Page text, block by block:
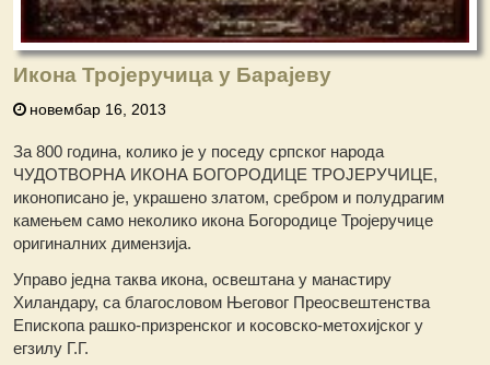
Икона Тројеручица у Барајеву
новембар 16, 2013
За 800 година, колико је у поседу српског народа
ЧУДОТВОРНА ИКОНА БОГОРОДИЦЕ ТРОЈЕРУЧИЦЕ,
иконописано је, украшено златом, сребром и полудрагим
камењем само неколико икона Богородице Тројеручице
оригиналних димензија.
Управо једна таква икона, освештана у манастиру
Хиландару, са благословом Његовог Преосвештенства
Епископа рашко-призренског и косовско-метохијског у
егзилу Г.Г.